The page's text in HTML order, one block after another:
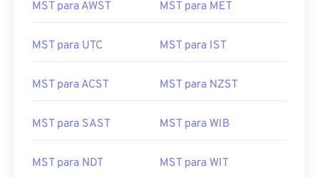
MST para AWST MST para MET
MST para UTC MST para IST
MST para ACST MST para NZST
MST para SAST MST para WIB
MST para NDT MST para WIT